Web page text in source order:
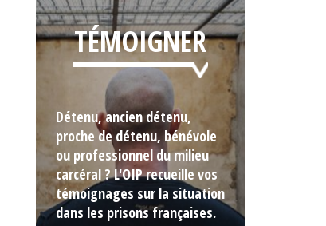
TÉMOIGNER
Détenu, ancien détenu,
proche de détenu, bénévole
ou professionnel du milieu
carcéral ? L'OIP recueille vos
témoignages sur la situation
dans les prisons françaises.